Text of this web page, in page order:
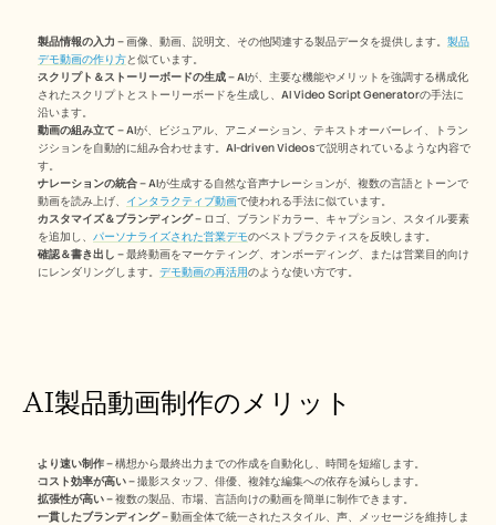
製品情報の入力 – 画像、動画、説明文、その他関連する製品データを提供します。 製品
デモ動画の作り方と似ています。
スクリプト＆ストーリーボードの生成 – AIが、主要な機能やメリットを強調する構成化
されたスクリプトとストーリーボードを生成し、AI Video Script Generatorの手法に
沿います。
動画の組み立て – AIが、ビジュアル、アニメーション、テキストオーバーレイ、トラン
ジションを自動的に組み合わせます。AI-driven Videosで説明されているような内容で
す。
ナレーションの統合 – AIが生成する自然な音声ナレーションが、複数の言語とトーンで
動画を読み上げ、 インタラクティブ動画で使われる手法に似ています。
カスタマイズ＆ブランディング – ロゴ、ブランドカラー、キャプション、スタイル要素
を追加し、 パーソナライズされた営業デモのベストプラクティスを反映します。
確認＆書き出し – 最終動画をマーケティング、オンボーディング、または営業目的向け
にレンダリングします。 デモ動画の再活用のような使い方です。
AI製品動画制作のメリット
より速い制作 – 構想から最終出力までの作成を自動化し、時間を短縮します。
コスト効率が高い – 撮影スタッフ、俳優、複雑な編集への依存を減らします。
拡張性が高い – 複数の製品、市場、言語向けの動画を簡単に制作できます。
一貫したブランディング – 動画全体で統一されたスタイル、声、メッセージを維持しま
お客様の事例
ヘルプセンター
料金
採用情報